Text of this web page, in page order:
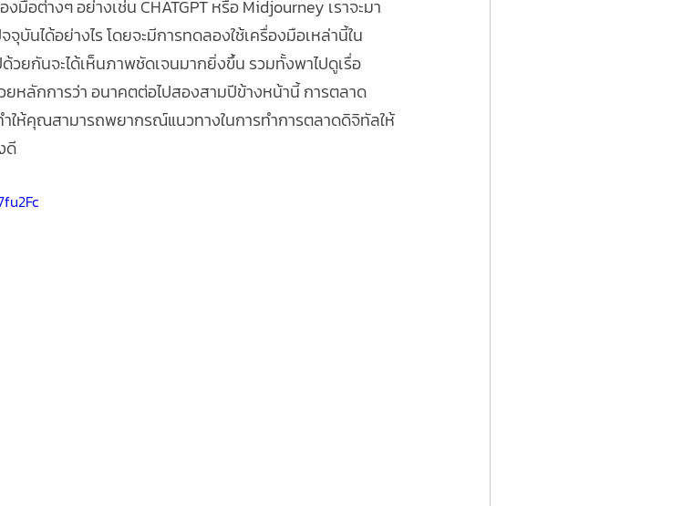
งมือต่างๆ อย่างเช่น CHATGPT หรือ Midjourney เราจะมา
บันได้อย่างไร โดยจะมีการทดลองใช้เครื่องมือเหล่านี้ใน
วยกันจะได้เห็นภาพชัดเจนมากยิ่งขึ้น รวมทั้งพาไปดูเรื่อ
หลักการว่า อนาคตต่อไปสองสามปีข้างหน้านี้ การตลาด
ำให้คุณสามารถพยากรณ์แนวทางในการทำการตลาดดิจิทัลให้
ดี